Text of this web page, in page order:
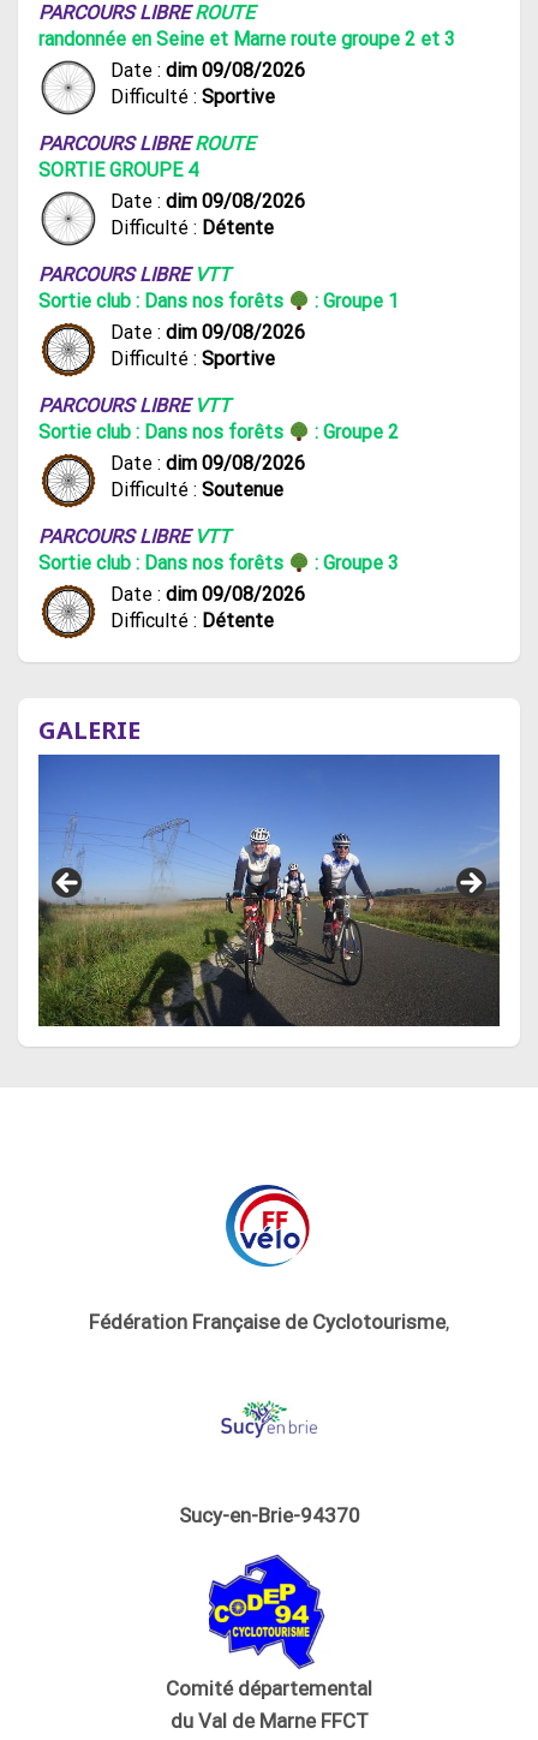
PARCOURS LIBREROUTE
randonnée en Seine et Marne route groupe 2 et 3
Date : dim 09/08/2026
Difficulté : Sportive
PARCOURS LIBREROUTE
SORTIE GROUPE 4
Date : dim 09/08/2026
Difficulté : Détente
PARCOURS LIBRE VTT
Sortie club : Dans nos forêts
: Groupe 1
Date : dim 09/08/2026
Difficulté : Sportive
PARCOURS LIBRE VTT
Sortie club : Dans nos forêts
: Groupe 2
Date : dim 09/08/2026
Difficulté : Soutenue
PARCOURS LIBRE VTT
Sortie club : Dans nos forêts
: Groupe 3
Date : dim 09/08/2026
Difficulté : Détente
GALERIE
Fédération Française de Cyclotourisme,
Sucy-en-Brie-94370
Comité départemental
du Val de Marne FFCT